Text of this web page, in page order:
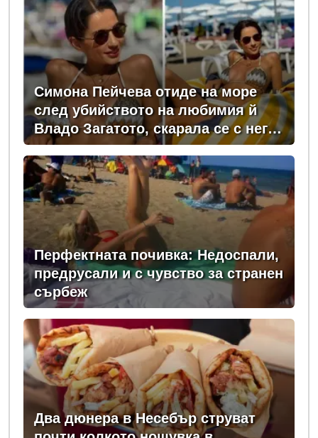
Симона Пейчева отиде на море
след убийството на любимия й
Владо Загатото, скарала се с него
за пари
Перфектната почивка: Недоспали,
предрусали и с чувство за странен
сърбеж
Два дюнера в Несебър струват